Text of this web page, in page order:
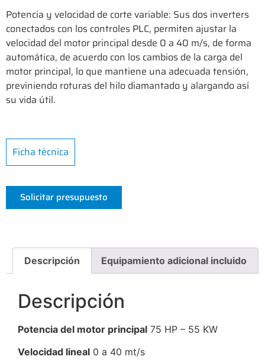
Potencia y velocidad de corte variable: Sus dos inverters
conectados con los controles PLC, permiten ajustar la
velocidad del motor principal desde 0 a 40 m/s, de forma
automática, de acuerdo con los cambios de la carga del
motor principal, lo que mantiene una adecuada tensión,
previniendo roturas del hilo diamantado y alargando así
su vida útil.
Ficha técnica
Solicitar presupuesto
Descripción Equipamiento adicional incluido
Descripción
Potencia del motor principal 75 HP – 55 KW
Velocidad lineal 0 a 40 mt/s